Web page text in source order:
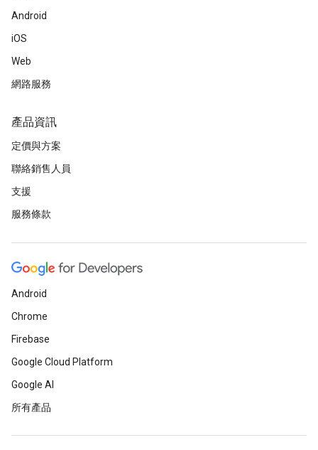
Android
iOS
Web
網路服務
產品資訊
定價與方案
聯絡銷售人員
支援
服務條款
Android
Chrome
Firebase
Google Cloud Platform
Google AI
所有產品